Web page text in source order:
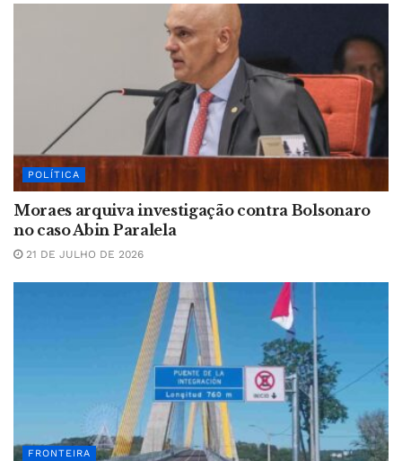
POLÍTICA
Moraes arquiva investigação contra Bolsonaro
no caso Abin Paralela
21 DE JULHO DE 2026
FRONTEIRA